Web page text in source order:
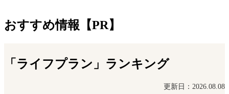
おすすめ情報【PR】
「ライフプラン」ランキング
更新日：2026.08.08